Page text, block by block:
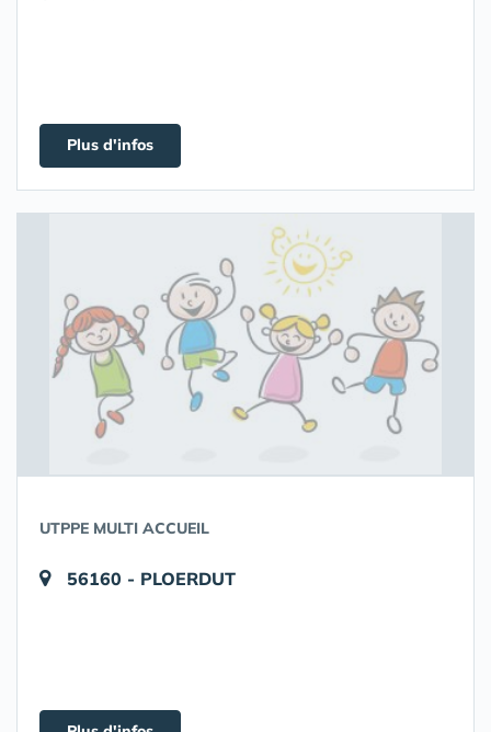
Plus d'infos
UTPPE MULTI ACCUEIL
56160 - PLOERDUT